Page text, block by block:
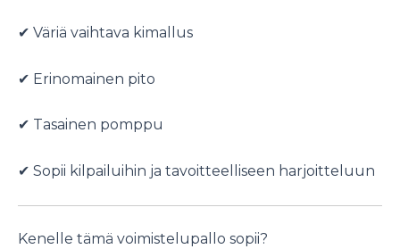
✔ Väriä vaihtava kimallus
✔ Erinomainen pito
✔ Tasainen pomppu
✔ Sopii kilpailuihin ja tavoitteelliseen harjoitteluun
Kenelle tämä voimistelupallo sopii?